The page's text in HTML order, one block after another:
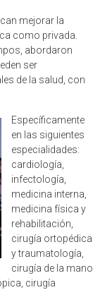
mejorar la
como privada.
abordaron
ser
de la salud, con
Específicamente
en las siguientes
especialidades:
cardiología,
infectología,
medicina interna,
medicina física y
rehabilitación,
cirugía ortopédica
y traumatología,
cirugía de la mano
cirugía